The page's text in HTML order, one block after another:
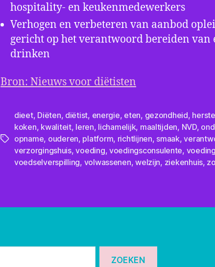
hospitality- en keukenmedewerkers
Verhogen en verbeteren van aanbod
gericht op het verantwoord bereiden van
drinken
Bron: Nieuws voor diëtisten
Tags
dieet, Diëten, diëtist, energie, eten, gezondheid,
koken, kwaliteit, leren, lichamelijk, maaltijden, NVD,
opname, ouderen, platform, richtlijnen, smaak,
verzorgingshuis,voeding,voedingsconsulente,
voedselverspilling, volwassenen,welzijn, ziekenhuis,